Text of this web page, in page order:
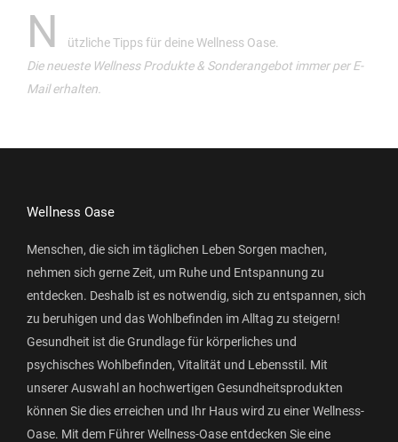
N
ützliche Tipps für deine Wellness Oase.
Die neueste Wellness Produkte & Sonderangebot immer per E-
Mail erhalten.
Wellness Oase
Menschen, die sich im täglichen Leben Sorgen machen,
nehmen sich gerne Zeit, um Ruhe und Entspannung zu
entdecken. Deshalb ist es notwendig, sich zu entspannen, sich
zu beruhigen und das Wohlbefinden im Alltag zu steigern!
Gesundheit ist die Grundlage für körperliches und
psychisches Wohlbefinden, Vitalität und Lebensstil. Mit
unserer Auswahl an hochwertigen Gesundheitsprodukten
können Sie dies erreichen und Ihr Haus wird zu einer Wellness-
Oase. Mit dem Führer Wellness-Oase entdecken Sie eine